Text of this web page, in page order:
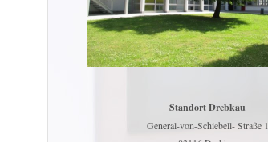
Standort Drebkau
General-von-Schiebell- Straße 1